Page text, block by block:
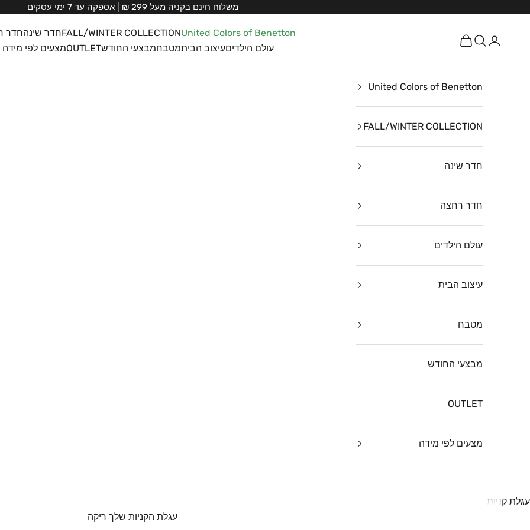
משלוח חינם בקניה מעל 299 ₪ | אספקה עד 7 ימי עסקים
United Colors of Benetton
FALL/WINTER COLLECTIONחדר שינהחדר
עולם הילדיםעיצוב הביתמטבחמבצעי החודשOUTLETמצעים לפי מידה
כניסהחיפושעגלת קניות
United Colors of Benetton
FALL/WINTER COLLECTION
חדר שינה
חדר רחצה
עולם הילדים
עיצוב הבית
מטבח
מבצעי החודש
OUTLET
מצעים לפי מידה
עגלת קניות
עגלת הקניות שלך ריקה